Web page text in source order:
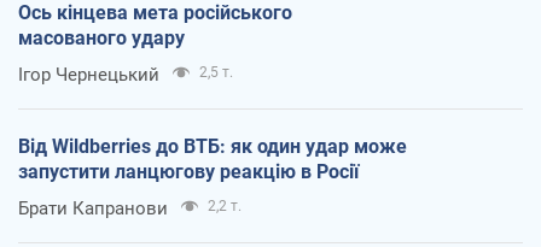
Ось кінцева мета російського
масованого удару
Ігор Чернецький 2,5 т.
Від Wildberries до ВТБ: як один удар може
запустити ланцюгову реакцію в Росії
Брати Капранови 2,2 т.